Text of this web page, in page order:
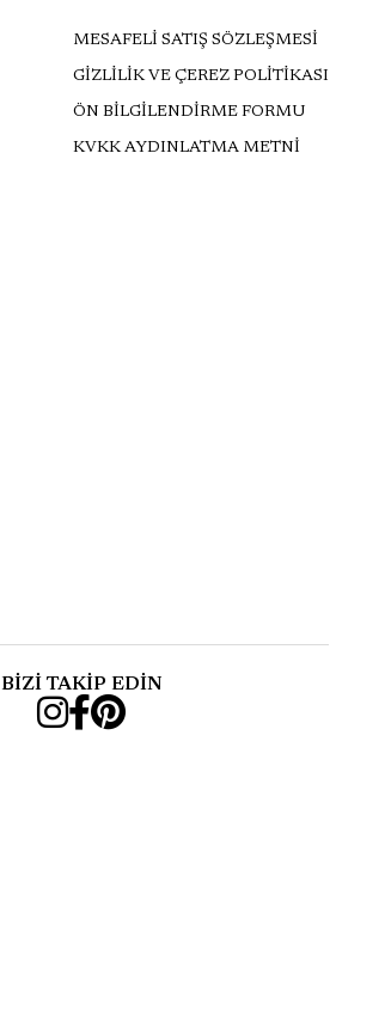
MESAFELİ SATIŞ SÖZLEŞMESİ
GİZLİLİK VE ÇEREZ POLİTİKASI
ÖN BİLGİLENDİRME FORMU
KVKK AYDINLATMA METNİ
BİZİ TAKİP EDİN